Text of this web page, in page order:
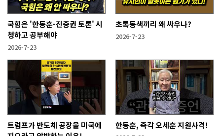
국힘은 '한동훈-진중권 토론' 시
청하고 공부해야
2026-7-23
초록동색끼리 왜 싸우나?
2026-7-23
트럼프가 반도체 공장을 미국에
한동훈, 즉각 오세훈 지원사격!